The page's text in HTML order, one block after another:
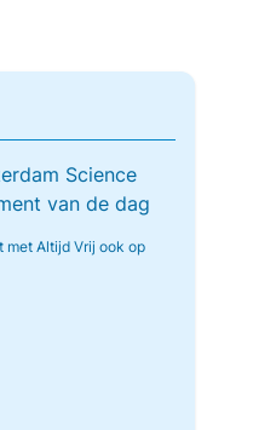
Science
van de dag
Altijd Vrij ook op